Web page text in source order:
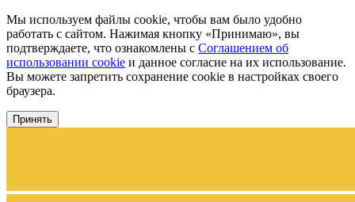
Мы используем файлы cookie, чтобы вам было удобно
работать с сайтом. Нажимая кнопку «Принимаю», вы
подтверждаете, что ознакомлены с Соглашением об
использовании cookie и данное согласие на их использование.
Вы можете запретить сохранение cookie в настройках своего
браузера.
Принять